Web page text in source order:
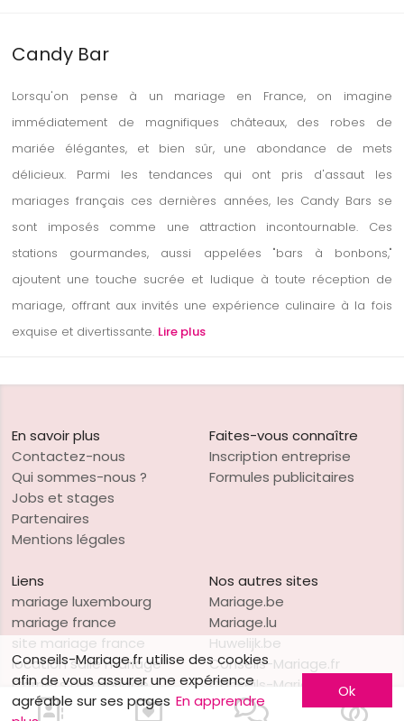
Candy Bar
Lorsqu'on pense à un mariage en France, on imagine
immédiatement de magnifiques châteaux, des robes de
mariée élégantes, et bien sûr, une abondance de mets
délicieux. Parmi les tendances qui ont pris d'assaut les
mariages français ces dernières années, les Candy Bars se
sont imposés comme une attraction incontournable. Ces
stations gourmandes, aussi appelées "bars à bonbons,"
ajoutent une touche sucrée et ludique à toute réception de
mariage, offrant aux invités une expérience culinaire à la fois
exquise et divertissante. Lire plus
En savoir plus
Contactez-nous
Qui sommes-nous ?
Jobs et stages
Partenaires
Mentions légales
Faites-vous connaître
Inscription entreprise
Formules publicitaires
Liens
mariage luxembourg
mariage france
site mariage france
location salle mariage
Carnets de mariage
location salle
Nos autres sites
Mariage.be
Mariage.lu
Huwelijk.be
Conseils-Mariage.fr
Conseils-Mariage.ch
Consejos-Boda.es
Conseils-Mariage.fr utilise des cookies
afin de vous assurer une expérience
agréable sur ses pages En apprendre
Ok